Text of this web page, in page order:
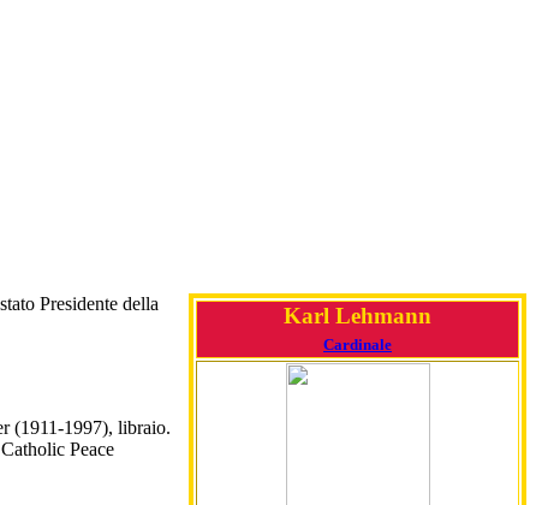
Karl Lehmann
Cardinale
Presidente della
(1911-1997), libraio.
Peace